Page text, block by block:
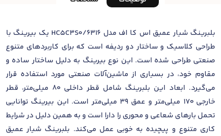
بلبرینگ شیار عمیق اس کا اف مدل 6316/HC5C3S0 یک بیرینگ با
طراحی کلاسیک و ساختار دو ردیفه است که برای کاربردهای متنوع
صنعتی طراحی شده است. این نوع بیرینگ به دلیل ساختار ساده و
مقاوم خود، در بسیاری از ماشین‌آلات صنعتی مورد استفاده قرار
می‌گیرد. ابعاد این بلبرینگ شامل قطر داخلی 80 میلی‌متر، قطر
خارجی 170 میلی‌متر و عمق 39 میلی‌متر است. این بیرینگ توانایی
تحمل بارهای شعاعی و محوری را دارا است و به همین دلیل در شرایط
کاری متنوع و پیچیده به خوبی عمل می‌کند. بلبرینگ شیار عمیق